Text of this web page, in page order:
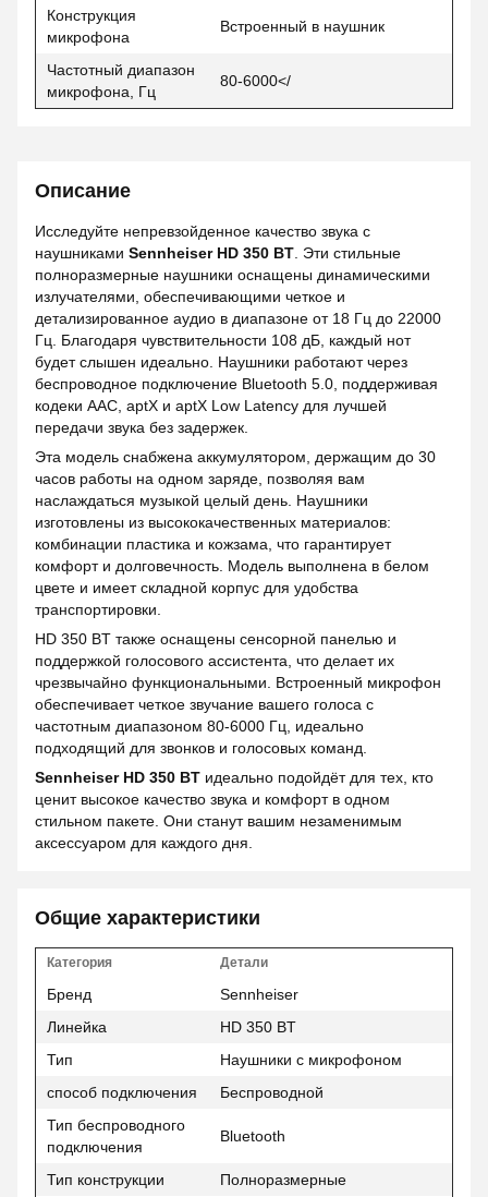
Конструкция
микрофона
Встроенный в наушник
Частотный диапазон
микрофона, Гц
80-6000</
Описание
Исследуйте непревзойденное качество звука с
наушниками Sennheiser HD 350 BT . Эти стильные
полноразмерные наушники оснащены динамическими
излучателями, обеспечивающими четкое и
детализированное аудио в диапазоне от 18 Гц до 22000
Гц. Благодаря чувствительности 108 дБ, каждый нот
будет слышен идеально. Наушники работают через
беспроводное подключение Bluetooth 5.0, поддерживая
кодеки AAC, aptX и aptX Low Latency для лучшей
передачи звука без задержек.
Эта модель снабжена аккумулятором, держащим до 30
часов работы на одном заряде, позволяя вам
наслаждаться музыкой целый день. Наушники
изготовлены из высококачественных материалов:
комбинации пластика и кожзама, что гарантирует
комфорт и долговечность. Модель выполнена в белом
цвете и имеет складной корпус для удобства
транспортировки.
HD 350 BT также оснащены сенсорной панелью и
поддержкой голосового ассистента, что делает их
чрезвычайно функциональными. Встроенный микрофон
обеспечивает четкое звучание вашего голоса с
частотным диапазоном 80-6000 Гц, идеально
подходящий для звонков и голосовых команд.
Sennheiser HD 350 BT идеально подойдёт для тех, кто
ценит высокое качество звука и комфорт в одном
стильном пакете. Они станут вашим незаменимым
аксессуаром для каждого дня.
Общие характеристики
Категория Детали
Бренд
Sennheiser
Линейка
HD 350 BT
Тип
Наушники с микрофоном
способ подключения
Беспроводной
Тип беспроводного
подключения
Bluetooth
Тип конструкции Полноразмерные